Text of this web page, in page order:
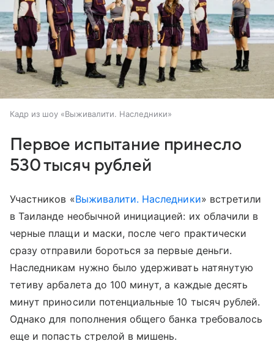
Кадр из шоу «Выживалити. Наследники»
Первое испытание принесло
530 тысяч рублей
Участников «Выживалити. Наследники» встретили
в Таиланде необычной инициацией: их облачили в
черные плащи и маски, после чего практически
сразу отправили бороться за первые деньги.
Наследникам нужно было удерживать натянутую
тетиву арбалета до 100 минут, а каждые десять
минут приносили потенциальные 10 тысяч рублей.
Однако для пополнения общего банка требовалось
еще и попасть стрелой в мишень.